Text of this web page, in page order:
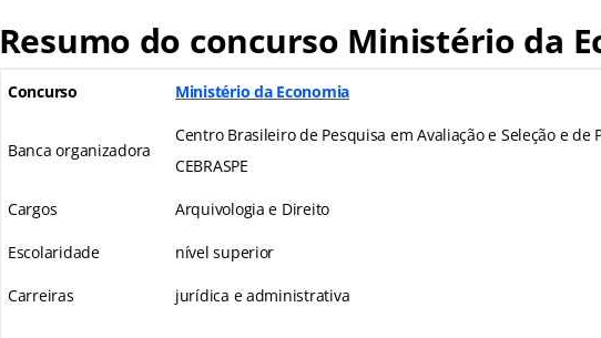
Resumo do concurso Ministério da
Concurso Ministério da Economia
Banca organizadora
Centro Brasileiro de Pesquisa em Avaliação e Seleção e de
CEBRASPE
Cargos Arquivologia e Direito
Escolaridade nível superior
Carreiras jurídica e administrativa